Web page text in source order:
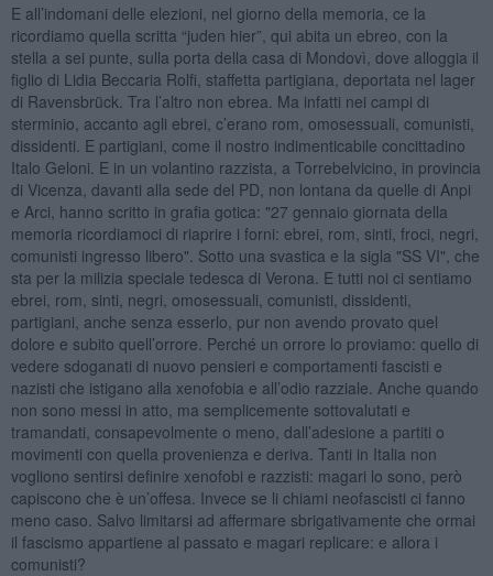
E all’indomani delle elezioni, nel giorno della memoria, ce la
ricordiamo quella scritta “juden hier”, qui abita un ebreo, con la
stella a sei punte, sulla porta della casa di Mondovì, dove alloggia il
figlio di Lidia Beccaria Rolfi, staffetta partigiana, deportata nel lager
di Ravensbrück. Tra l’altro non ebrea. Ma infatti nei campi di
sterminio, accanto agli ebrei, c’erano rom, omosessuali, comunisti,
dissidenti. E partigiani, come il nostro indimenticabile concittadino
Italo Geloni. E in un volantino razzista, a Torrebelvicino, in provincia
di Vicenza, davanti alla sede del PD, non lontana da quelle di Anpi
e Arci, hanno scritto in grafia gotica: "27 gennaio giornata della
memoria ricordiamoci di riaprire i forni: ebrei, rom, sinti, froci, negri,
comunisti ingresso libero". Sotto una svastica e la sigla "SS VI", che
sta per la milizia speciale tedesca di Verona. E tutti noi ci sentiamo
ebrei, rom, sinti, negri, omosessuali, comunisti, dissidenti,
partigiani, anche senza esserlo, pur non avendo provato quel
dolore e subito quell’orrore. Perché un orrore lo proviamo: quello di
vedere sdoganati di nuovo pensieri e comportamenti fascisti e
nazisti che istigano alla xenofobia e all’odio razziale. Anche quando
non sono messi in atto, ma semplicemente sottovalutati e
tramandati, consapevolmente o meno, dall’adesione a partiti o
movimenti con quella provenienza e deriva. Tanti in Italia non
vogliono sentirsi definire xenofobi e razzisti: magari lo sono, però
capiscono che è un’offesa. Invece se li chiami neofascisti ci fanno
meno caso. Salvo limitarsi ad affermare sbrigativamente che ormai
il fascismo appartiene al passato e magari replicare: e allora i
comunisti?